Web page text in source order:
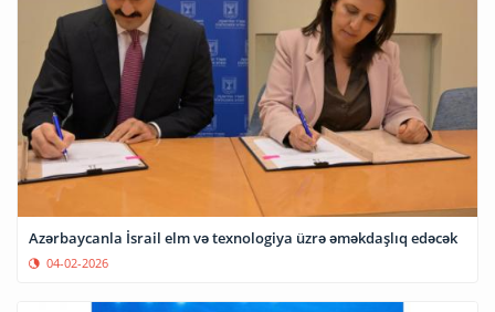
Azərbaycanla İsrail elm və texnologiya üzrə əməkdaşlıq edəcək
04-02-2026